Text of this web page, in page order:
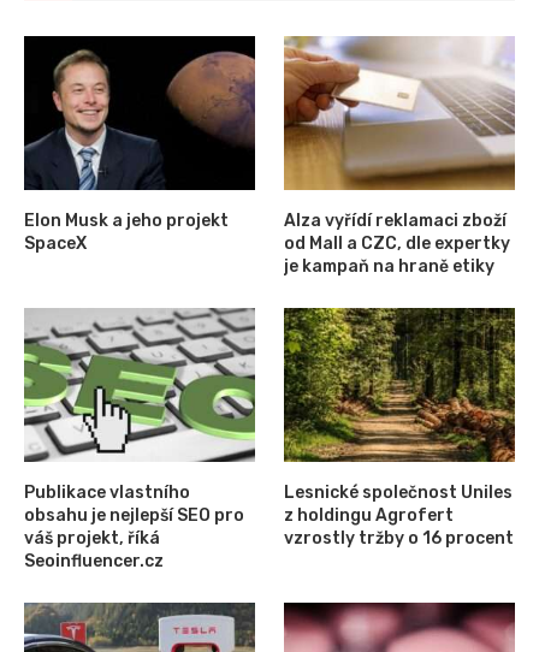
Elon Musk a jeho projekt
SpaceX
Alza vyřídí reklamaci zboží
od Mall a CZC, dle expertky
je kampaň na hraně etiky
Publikace vlastního
obsahu je nejlepší SEO pro
váš projekt, říká
Seoinfluencer.cz
Lesnické společnost Uniles
z holdingu Agrofert
vzrostly tržby o 16 procent